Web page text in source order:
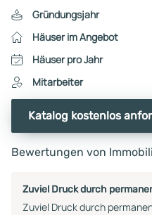
Gründungsjahr
Häuser im Angebot
Häuser pro Jahr
Mitarbeiter
Katalog kostenlos
Bewertungen von
Zuviel Druck durch
Zuviel Druck durch